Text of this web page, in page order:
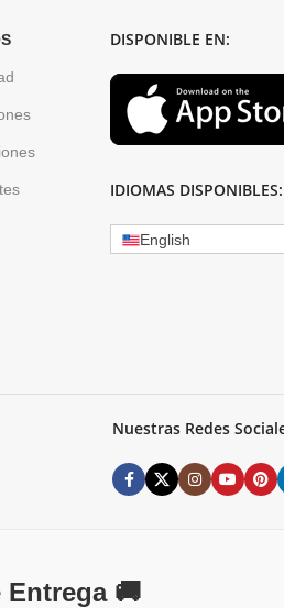
DISPONIBLE EN:
IDIOMAS DISPONIBLES:
English
Nuestras Redes
🚚